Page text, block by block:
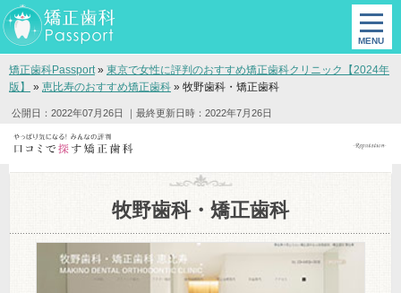
矯正歯科Passport» 東京で女性に評判のおすすめ矯正歯科クリニック【2024年
版】
» 恵比寿のおすすめ矯正歯科 » 牧野歯科・矯正歯科
公開日：2022年07月26日 ｜最終更新日時：2022年7月26日
牧野歯科・矯正歯科